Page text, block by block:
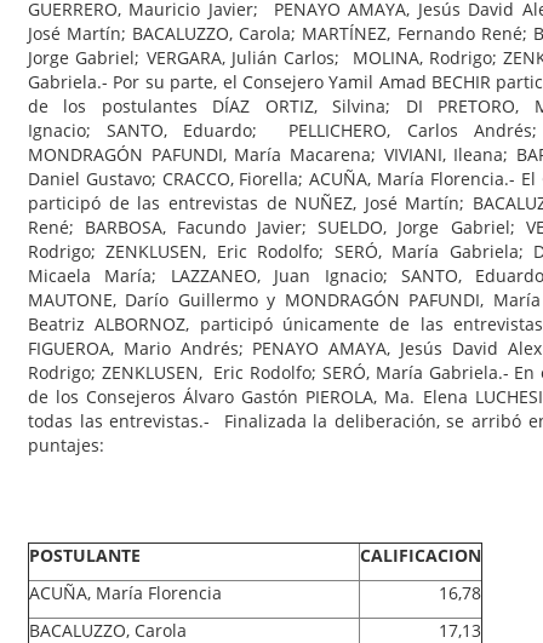
GUERRERO, Mauricio Javier; PENAYO AMAYA, Jesús David
José Martín; BACALUZZO, Carola; MARTÍNEZ, Fernando René;
Jorge Gabriel; VERGARA, Julián Carlos; MOLINA, Rodrigo;
Gabriela.- Por su parte, el Consejero Yamil Amad BECHIR
de los postulantes DÍAZ ORTIZ, Silvina; DI PRETORO,
Ignacio; SANTO, Eduardo; PELLICHERO, Carlos
MONDRAGÓN PAFUNDI, María Macarena; VIVIANI, Ileana;
Daniel Gustavo; CRACCO, Fiorella; ACUÑA, María Florencia.-
participó de las entrevistas de NUÑEZ, José Martín;
René; BARBOSA, Facundo Javier; SUELDO, Jorge Gabriel;
Rodrigo; ZENKLUSEN, Eric Rodolfo; SERÓ, María Gabriela;
Micaela María; LAZZANEO, Juan Ignacio; SANTO,
MAUTONE, Darío Guillermo y MONDRAGÓN PAFUNDI,
Beatriz ALBORNOZ, participó únicamente de las
FIGUEROA, Mario Andrés; PENAYO AMAYA, Jesús David
Rodrigo; ZENKLUSEN, Eric Rodolfo; SERÓ, María Gabriela.-
de los Consejeros Álvaro Gastón PIEROLA, Ma. Elena
todas las entrevistas.- Finalizada la deliberación, se arribó
puntajes:
POSTULANTE
CALIFICACION
ACUÑA, María Florencia
16,78
BACALUZZO, Carola
17,13